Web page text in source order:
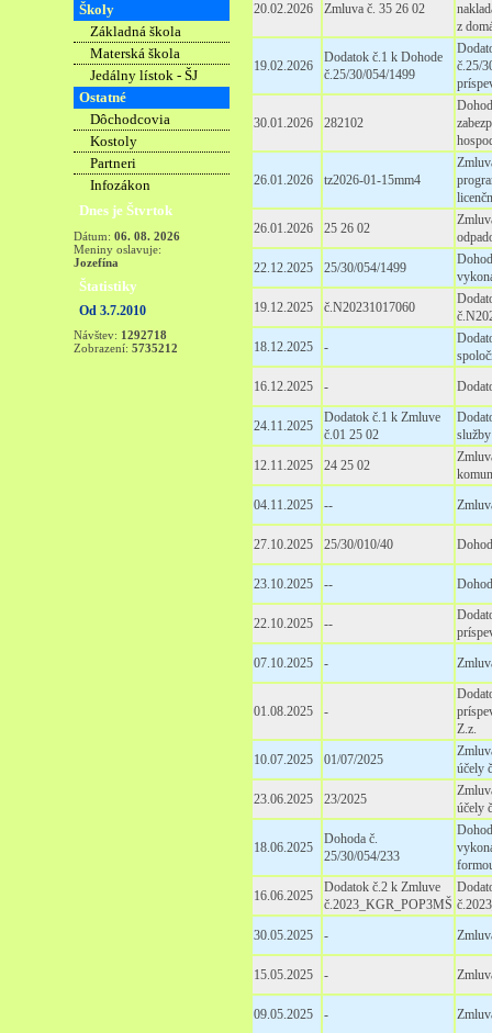
Školy
Základná škola
Materská škola
Jedálny lístok - ŠJ
Ostatné
Dôchodcovia
Kostoly
Partneri
Infozákon
Dnes je Štvrtok
Dátum: 06. 08. 2026
Meniny oslavuje:
Jozefína
Štatistiky
Od 3.7.2010
Návštev: 1292718
Zobrazení: 5735212
20.02.2026 Zmluva č. 35 26 02
z
19.02.2026
Dodatok č.1 k Dohode
č.25/30/054/1499
č.25/
30.01.2026 282102
26.01.2026 tz2026-01-15mm4
26.01.2026
25 26 02
22.12.2025
25/30/054/1499
19.12.2025
č.N20231017060
18.12.2025
-
16.12.2025
-
24.11.2025
Dodatok č.1 k Zmluve
č.01 25 02
12.11.2025
24 25 02
04.11.2025
--
27.10.2025 25/30/010/40
23.10.2025 --
22.10.2025 --
07.10.2025
-
01.08.2025 -
Z.z.
10.07.2025
01/07/2025
účely
23.06.2025
23/2025
účely
18.06.2025
Dohoda č.
25/30/054/233
16.06.2025
Dodatok č.2 k Zmluve
č.2023_KGR_POP3MŠ
30.05.2025
-
15.05.2025 -
09.05.2025 -